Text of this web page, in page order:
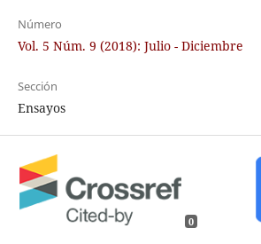
Número
Vol. 5 Núm. 9 (2018): Julio - Diciembre
Sección
Ensayos
0